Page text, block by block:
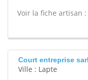
Voir la fiche artisan :
Court entreprise sarl
Ville : Lapte